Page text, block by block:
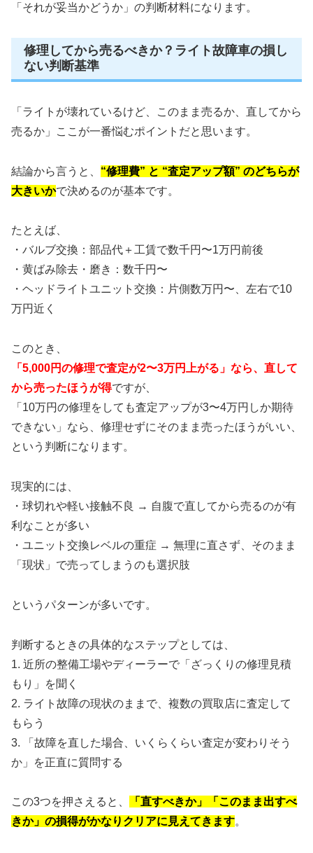
「それが妥当かどうか」の判断材料になります。
修理してから売るべきか？ライト故障車の損し
ない判断基準
「ライトが壊れているけど、このまま売るか、直してから
売るか」ここが一番悩むポイントだと思います。
結論から言うと、 “修理費” と “査定アップ額” のどちらが
大きいかで決めるのが基本です。
たとえば、
・バルブ交換：部品代＋工賃で数千円〜1万円前後
・黄ばみ除去・磨き：数千円〜
・ヘッドライトユニット交換：片側数万円〜、左右で10
万円近く
このとき、
「5,000円の修理で査定が2〜3万円上がる」なら、直して
から売ったほうが得ですが、
「10万円の修理をしても査定アップが3〜4万円しか期待
できない」なら、修理せずにそのまま売ったほうがいい、
という判断になります。
現実的には、
・球切れや軽い接触不良 → 自腹で直してから売るのが有
利なことが多い
・ユニット交換レベルの重症 → 無理に直さず、そのまま
「現状」で売ってしまうのも選択肢
というパターンが多いです。
判断するときの具体的なステップとしては、
1. 近所の整備工場やディーラーで「ざっくりの修理見積
もり」を聞く
2. ライト故障の現状のままで、複数の買取店に査定して
もらう
3. 「故障を直した場合、いくらくらい査定が変わりそう
か」を正直に質問する
この3つを押さえると、
「直すべきか」「このまま出すべ
きか」の損得がかなりクリアに見えてきます。